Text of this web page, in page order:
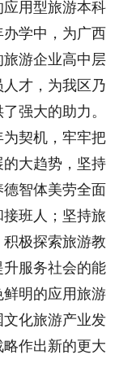
用型旅游本科
学中，为广西
游企业高中层
才，为我区乃
强大的助力。
契机，牢牢把
大趋势，坚持
智体美劳全面
班人；坚持旅
极探索旅游教
服务社会的能
明的应用旅游
化旅游产业发
作出新的更大